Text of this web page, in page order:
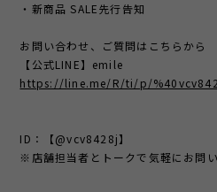
・新商品 SALE先行告知
お問い合わせ、ご質問はこちらから
【公式LINE】emile
https://line.me/R/ti/p/
ID：【@vcv8428j】
※店舗担当者とトークで気軽にお問い